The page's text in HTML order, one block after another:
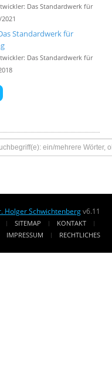
Das Standardwerk für
Standardwerk für
Das Standardwerk für
Holger Schwichtenbergv6.11
SITEMAP
KONTAKT
IMPRESSUM
RECHTLICHES